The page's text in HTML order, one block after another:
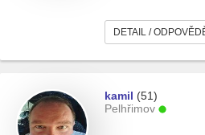
DETAIL /
kamil (51)
Pelhřimov